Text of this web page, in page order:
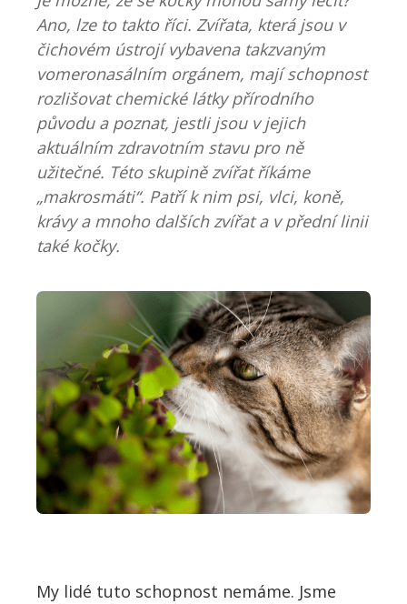
Ano, lze to takto říci. Zvířata, která jsou v
čichovém ústrojí vybavena takzvaným
vomeronasálním orgánem, mají schopnost
rozlišovat chemické látky přírodního
původu a poznat, jestli jsou v jejich
aktuálním zdravotním stavu pro ně
užitečné. Této skupině zvířat říkáme
„makrosmáti“. Patří k nim psi, vlci, koně,
krávy a mnoho dalších zvířat a v přední linii
také kočky.
My lidé tuto schopnost nemáme. Jsme